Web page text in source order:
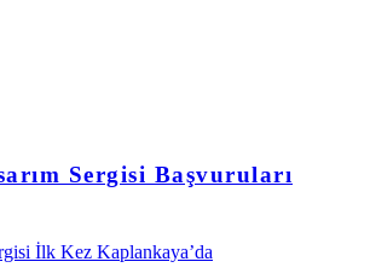
Sergisi Başvuruları
İlk Kez Kaplankaya’da